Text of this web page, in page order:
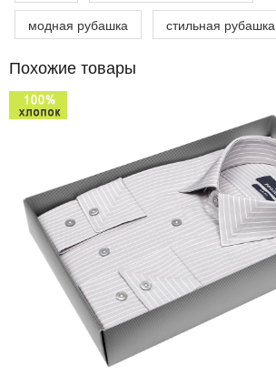
модная рубашка стильная рубашка
Похожие товары